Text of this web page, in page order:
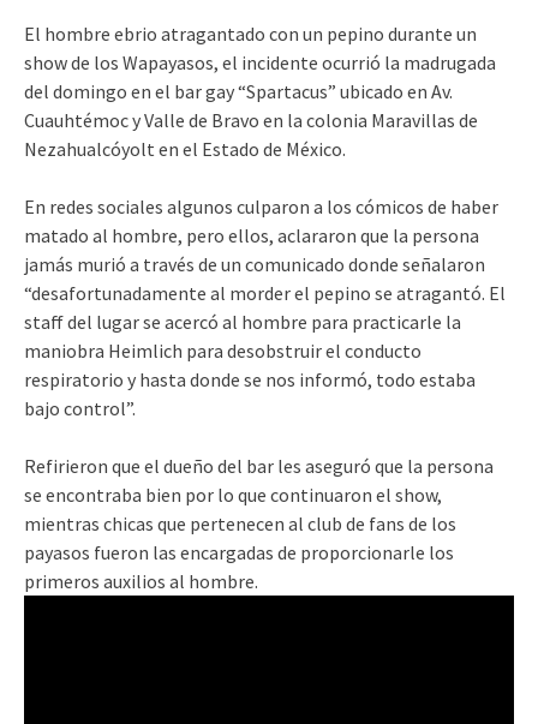
El hombre ebrio atragantado con un pepino durante un
show de los Wapayasos, el incidente ocurrió la madrugada
del domingo en el bar gay “Spartacus” ubicado en Av.
Cuauhtémoc y Valle de Bravo en la colonia Maravillas de
Nezahualcóyolt en el Estado de México.
En redes sociales algunos culparon a los cómicos de haber
matado al hombre, pero ellos, aclararon que la persona
jamás murió a través de un comunicado donde señalaron
“desafortunadamente al morder el pepino se atragantó. El
staff del lugar se acercó al hombre para practicarle la
maniobra Heimlich para desobstruir el conducto
respiratorio y hasta donde se nos informó, todo estaba
bajo control”.
Refirieron que el dueño del bar les aseguró que la persona
se encontraba bien por lo que continuaron el show,
mientras chicas que pertenecen al club de fans de los
payasos fueron las encargadas de proporcionarle los
primeros auxilios al hombre.